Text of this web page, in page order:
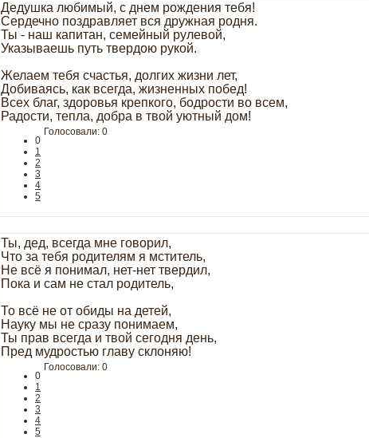
Дедушка любимый, с днем рождения тебя!
Сердечно поздравляет вся дружная родня.
Ты - наш капитан, семейный рулевой,
Указываешь путь твердою рукой.
Желаем тебя счастья, долгих жизни лет,
Добиваясь, как всегда, жизненных побед!
Всех благ, здоровья крепкого, бодрости во всем,
Радости, тепла, добра в твой уютный дом!
0
1
2
3
4
5
Голосовали: 0
Ты, дед, всегда мне говорил,
Что за тебя родителям я мститель,
Не всё я понимал, нет-нет твердил,
Пока и сам не стал родитель,
То всё не от обиды на детей,
Науку мы не сразу понимаем,
Ты прав всегда и твой сегодня день,
Пред мудростью главу склоняю!
0
1
2
3
4
5
Голосовали: 0